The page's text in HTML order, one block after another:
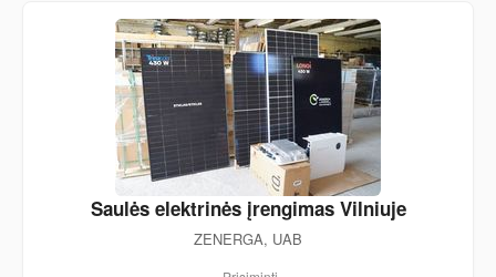
Saulės elektrinės įrengimas Vilniuje
ZENERGA, UAB